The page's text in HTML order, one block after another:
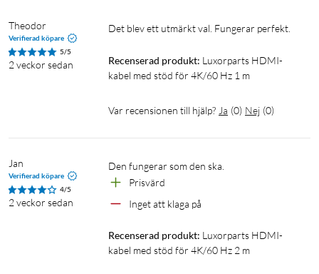
Theodor
Verifierad köpare
5/5
2 veckor sedan
Det blev ett utmärkt val. Fungerar perfekt.
Recenserad produkt: Luxorparts HDMI-
kabel med stöd för 4K/60 Hz 1 m
Var recensionen till hjälp? Ja (0) Nej (0)
Jan
Verifierad köpare
4/5
2 veckor sedan
Den fungerar som den ska.
Prisvärd
Inget att klaga på
Recenserad produkt: Luxorparts HDMI-
kabel med stöd för 4K/60 Hz 2 m